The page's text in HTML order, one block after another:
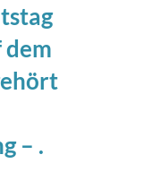
dem
– .